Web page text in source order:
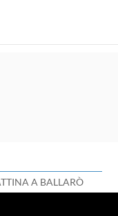
A BALLARÒ